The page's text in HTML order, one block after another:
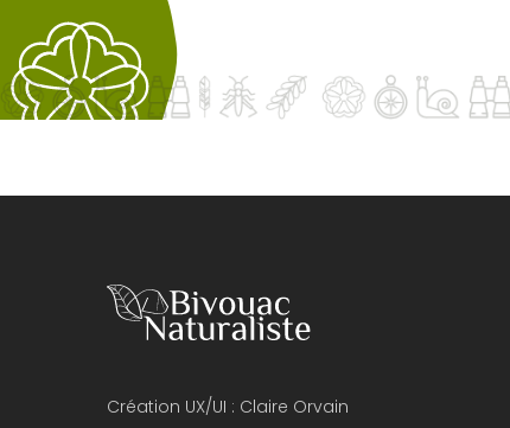
Création UX/UI : Claire Orvain